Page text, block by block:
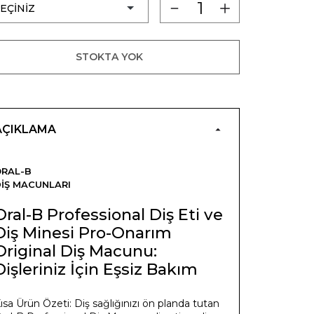
STOKTA YOK
B
MACUNLARI
B Professional Diş Eti ve
Minesi Pro-Onarım
Diş Macunu:
İçin Eşsiz Bakım
Ürün Özeti: Diş sağlığınızı ön planda tutan